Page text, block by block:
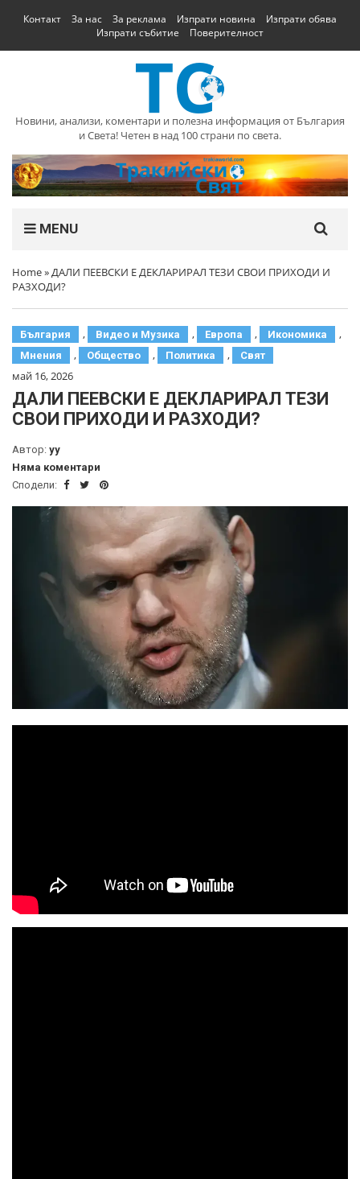
Контакт За нас За реклама Изпрати новина
Изпрати обява
Изпрати събитие
Поверителност
Новини, анализи, коментари и полезна информация от България
и Света! Четен в над 100 страни по света.
MENU
Home»ДАЛИ ПЕЕВСКИ Е ДЕКЛАРИРАЛ ТЕЗИ СВОИ ПРИХОДИ И
РАЗХОДИ?
България , Видео и Музика , Европа , Икономика ,
Мнения , Общество , Политика , Свят
май 16, 2026
ДАЛИ ПЕЕВСКИ Е ДЕКЛАРИРАЛ ТЕЗИ
СВОИ ПРИХОДИ И РАЗХОДИ?
Автор: yy
Няма коментари
Сподели: